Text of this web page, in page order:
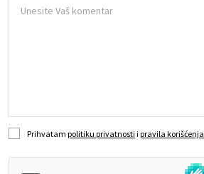
Prihvatam politiku privatnosti i pravila korišćenja